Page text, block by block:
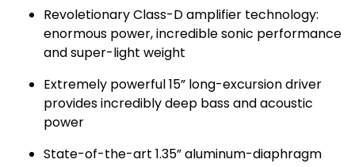
Revoletionary Class-D amplifier technology:
enormous power, incredible sonic performance
and super-light weight
Extremely powerful 15” long-excursion driver
provides incredibly deep bass and acoustic
power
State-of-the-art 1.35” aluminum-diaphragm